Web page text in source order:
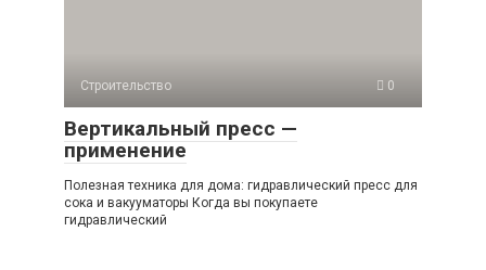
Строительство 0
Вертикальный пресс —
применение
Полезная техника для дома: гидравлический пресс для
сока и вакууматоры Когда вы покупаете
гидравлический